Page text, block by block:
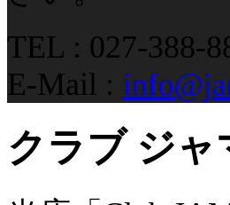
TEL : 027-388-
E-Mail :
クラブ ジ